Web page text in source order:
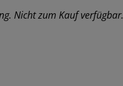
Nicht zum Kauf verfügbar.